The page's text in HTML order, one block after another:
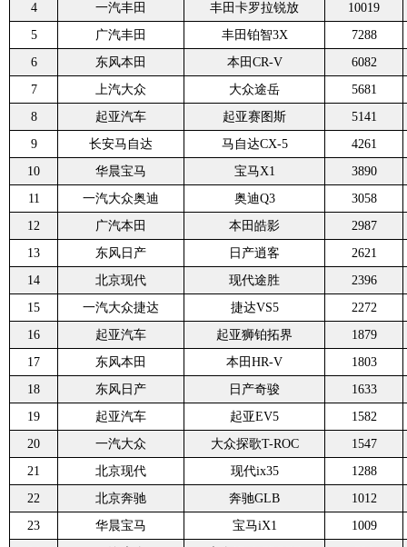
4
一汽丰田 丰田卡罗拉锐放
10019
5
广汽丰田 丰田铂智3X
7288
6
东风本田 本田CR-V
6082
7
上汽大众 大众途岳
5681
8
起亚汽车 起亚赛图斯
5141
9
长安马自达 马自达CX-5
4261
10
华晨宝马 宝马X1
3890
11
一汽大众奥迪 奥迪Q3
3058
12
广汽本田 本田皓影
2987
13
东风日产 日产逍客
2621
14
北京现代 现代途胜
2396
15
一汽大众捷达 捷达VS5
2272
16
起亚汽车 起亚狮铂拓界
1879
17
东风本田 本田HR-V
1803
18
东风日产 日产奇骏
1633
19
起亚汽车 起亚EV5
1582
20
一汽大众 大众探歌T-ROC
1547
21
北京现代 现代ix35
1288
22
北京奔驰 奔驰GLB
1012
23
华晨宝马 宝马iX1
1009